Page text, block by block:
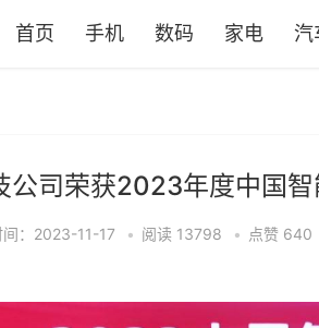
首页 手机 数码 家电 汽
公司荣获2023年度中国
间：2023-11-17 • 阅读 13798 • 点赞 640